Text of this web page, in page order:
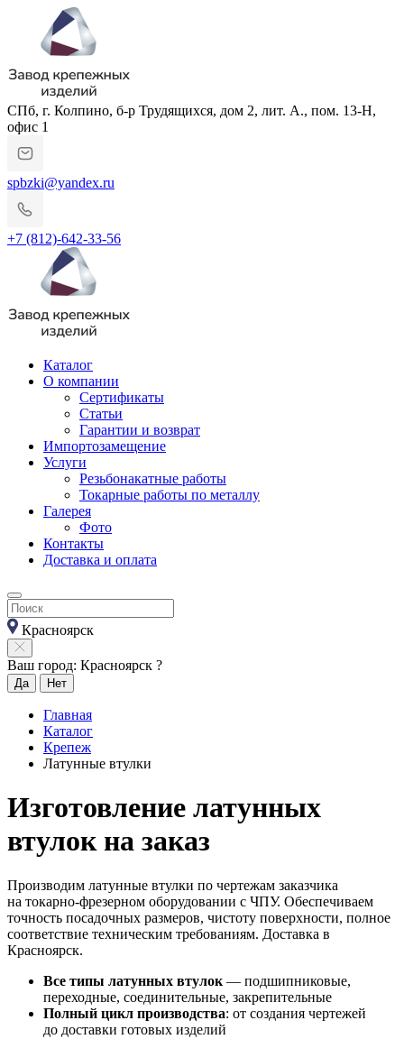
СПб, г. Колпино, б-р Трудящихся, дом 2, лит. А., пом. 13-Н,
офис 1
spbzki@yandex.ru
+7 (812)-642-33-56
Каталог
О компании
Сертификаты
Статьи
Гарантии и возврат
Импортозамещение
Услуги
Резьбонакатные работы
Токарные работы по металлу
Галерея
Фото
Контакты
Доставка и оплата
Красноярск
Ваш город: Красноярск ?
Да Нет
Главная
Каталог
Крепеж
Латунные втулки
Изготовление латунных
втулок на заказ
Производим латунные втулки по чертежам заказчика
на токарно-фрезерном оборудовании с ЧПУ. Обеспечиваем
точность посадочных размеров, чистоту поверхности, полное
соответствие техническим требованиям. Доставка в
Красноярск.
Все типы латунных втулок — подшипниковые,
переходные, соединительные, закрепительные
Полный цикл производства: от создания чертежей
до доставки готовых изделий